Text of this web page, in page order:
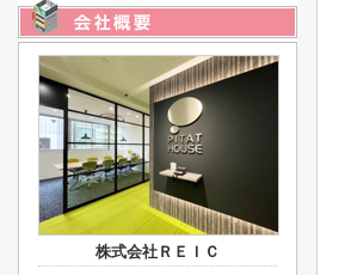
株式会社ＲＥＩＣ